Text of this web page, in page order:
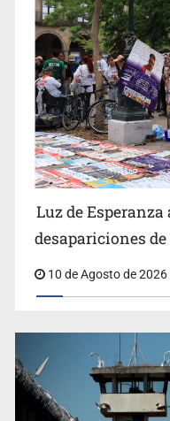
Siapa da aval irregular
Luz de
desapariciones
10 de Agosto de 2026